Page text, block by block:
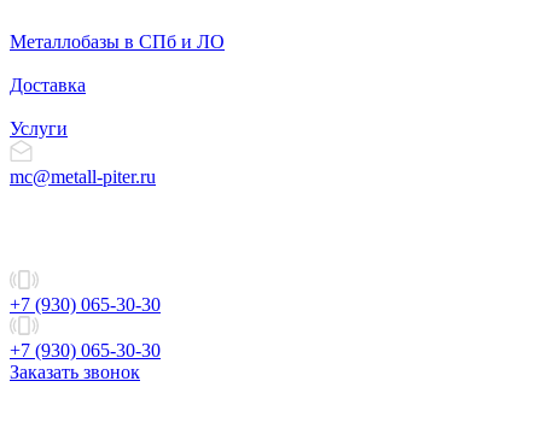
Металлобазы в СПб и ЛО
Доставка
Услуги
mc@metall-piter.ru
+7 (930) 065-30-30
+7 (930) 065-30-30
Заказать звонок